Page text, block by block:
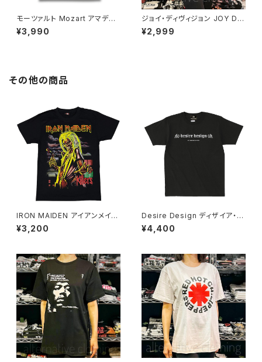
モーツァルト Mozart アマデウ
ス Falco Tシャツ グレー Rock
Me Amadeus 音楽家 OE1116
¥3,990
ジョイ・ディヴィジョン JOY DIV
ISION アンノウン・プレジャーズ
Unknown Pleasures ロック
¥2,999
その他の商品
IRON MAIDEN アイアンメイデ
ン キラーズ 黒 Killers メンズ
レディース ロックＴシャツ バン
¥3,200
Desire Design ディザイア・デ
ザイン 半袖 横ロゴＴシャツ 黒
メンズ ブラック レディース バッ
S-05BK
¥4,400